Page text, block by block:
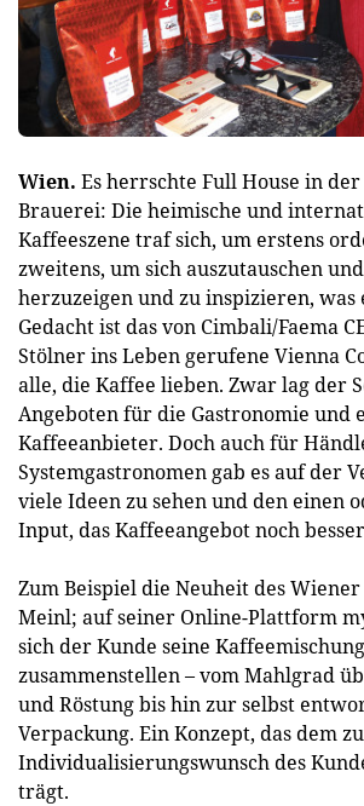
Wien. Es herrschte Full House in
Brauerei: Die heimische und
Kaffeeszene traf sich, um erstens
zweitens, um sich auszutauschen
herzuzeigen und zu inspizieren, was
Gedacht ist das von Cimbali/Faema
Stölner ins Leben gerufene Vienna
alle, die Kaffee lieben. Zwar lag der
Angeboten für die Gastronomie und
Kaffeeanbieter. Doch auch für
Systemgastronomen gab es auf der
viele Ideen zu sehen und den einen
Input, das Kaffeeangebot noch
Zum Beispiel die Neuheit des
Meinl; auf seiner Online-Plattform
sich der Kunde seine
zusammenstellen – vom Mahlgrad
und Röstung bis hin zur selbst
Verpackung. Ein Konzept, das dem
Individualisierungswunsch des
trägt.